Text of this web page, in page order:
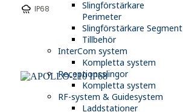
Slingförstärkare
Perimeter
Slingförstärkare Segment
Tillbehör
InterCom system
Kompletta system
Receptionsslingor
Kompletta system
RF-system & Guidesystem
Laddstationer
rainy IP68